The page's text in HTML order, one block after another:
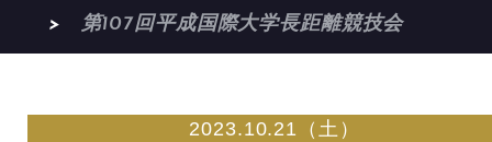
第107回平成国際大学長距離競技会
2023.10.21（土）